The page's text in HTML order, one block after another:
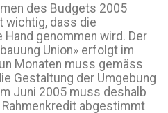
des Budgets 2005
wichtig, dass die
genommen wird. Der
Union» erfolgt im
Monaten muss gemäss
Gestaltung der Umgebung
Juni 2005 muss deshalb
abgestimmt